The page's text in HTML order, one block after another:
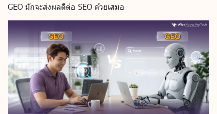
GEO มักจะส่งผลดีต่อ SEO ด้วยเสมอ